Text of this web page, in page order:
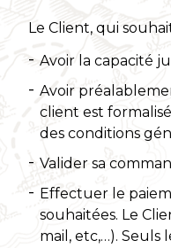
Le Client, qui
Avoir la capacité
Avoir
client est
des conditions
Valider sa
Effectuer le
souhaitées. Le
mail, etc,…). Seuls